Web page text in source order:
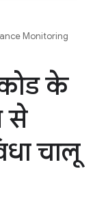
Monitoring
के
से
चालू